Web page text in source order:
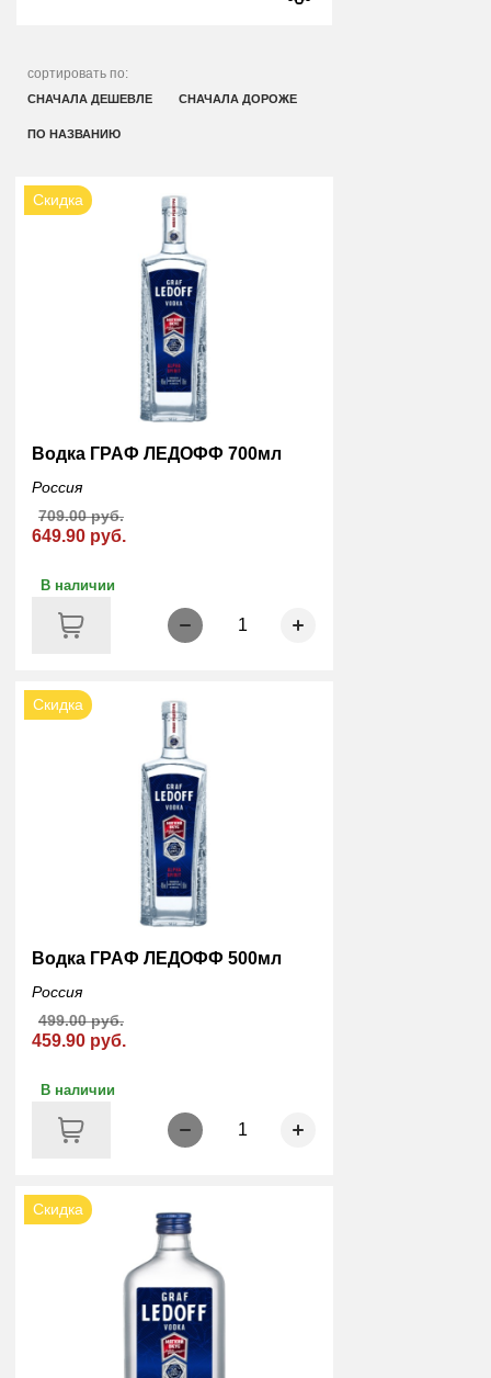
сортировать по:
СНАЧАЛА ДЕШЕВЛЕ СНАЧАЛА ДОРОЖЕ
ПО НАЗВАНИЮ
Скидка
Водка ГРАФ ЛЕДОФФ 700мл
Россия
649.90 руб.
709.00 руб.
В наличии
1
Скидка
Водка ГРАФ ЛЕДОФФ 500мл
Россия
459.90 руб.
499.00 руб.
В наличии
1
Скидка